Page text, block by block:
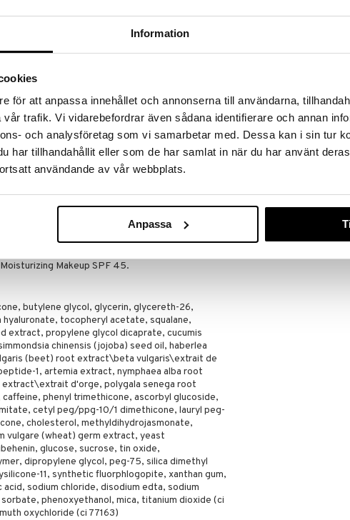
Information
för att anpassa innehållet och annonserna till användarna,
trafik. Vi vidarebefordrar även sådana identifierare och annan
och analysföretag som vi samarbetar med. Dessa kan i sin tur
har tillhandahållit eller som de har samlat in när du har använt
användande av vår webbplats.
Anpassa
ainesosia.
Makeup SPF 45.
butylene glycol, glycerin, glycereth-26,
tocopheryl acetate, squalane,
extract, propylene glycol dicaprate, cucumis
chinensis (jojoba) seed oil, haberlea
(beet) root extract\beta vulgaris\extrait de
1, artemia extract, nymphaea alba root
d'orge, polygala senega root
phenyl trimethicone, ascorbyl glucoside,
cetyl peg/ppg-10/1 dimethicone, lauryl peg-
cholesterol, methyldihydrojasmonate,
vulgare (wheat) germ extract, yeast
glucose, sucrose, tin oxide,
dipropylene glycol, peg-75, silica dimethyl
11, synthetic fluorphlogopite, xanthan gum,
sodium chloride, disodium edta, sodium
phenoxyethanol, mica, titanium dioxide (ci
oxychloride (ci 77163)